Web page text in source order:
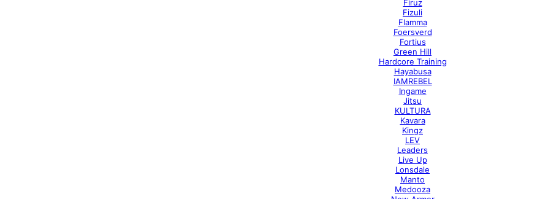
Firuz
Fizuli
Flamma
Foersverd
Fortius
Green Hill
Hardcore Training
Hayabusa
IAMREBEL
Ingame
Jitsu
KULTURA
Kavara
Kingz
LEV
Leaders
Live Up
Lonsdale
Manto
Medooza